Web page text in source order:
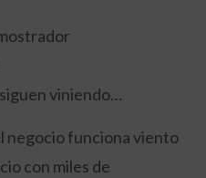
viniendo…
negocio funciona viento
con miles de